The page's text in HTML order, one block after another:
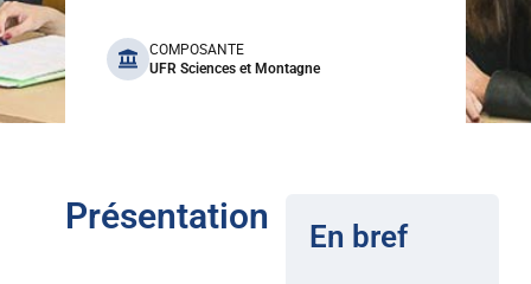
benefits
COMPOSANTE
UFR Sciences et Montagne
Présentation En bref